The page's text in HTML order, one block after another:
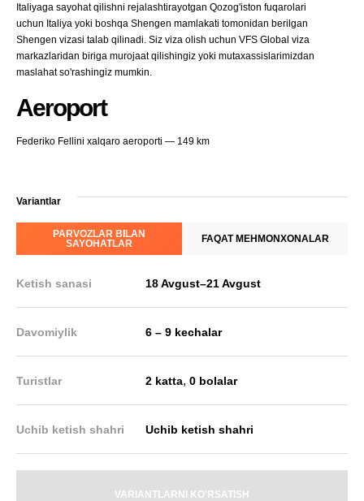
Italiyaga sayohat qilishni rejalashtirayotgan Qozog'iston fuqarolari
uchun Italiya yoki boshqa Shengen mamlakati tomonidan berilgan
Shengen vizasi talab qilinadi. Siz viza olish uchun VFS Global viza
markazlaridan biriga murojaat qilishingiz yoki mutaxassislarimizdan
maslahat so'rashingiz mumkin.
Aeroport
Federiko Fellini xalqaro aeroporti — 149 km
Variantlar
PARVOZLAR BILAN
SAYOHATLAR
FAQAT MEHMONXONALAR
Ketish sanasi 18 Avgust–21 Avgust
Davomiylik 6 – 9 kechalar
Turistlar 2 katta,0 bolalar
Uchib ketish shahri Uchib ketish shahri
VARIANTLARNI KO'RSATISH